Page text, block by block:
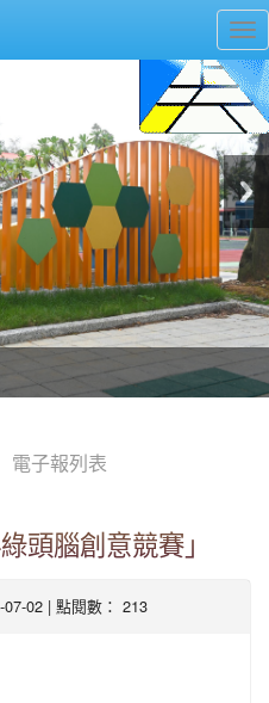
廊
廊
電子報列表
頭腦創意競賽」
07-02 | 點閱數： 213